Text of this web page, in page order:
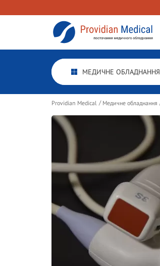
МЕДИЧНЕ ОБЛАДНАННЯ
Providian Medical Медичне обладнання